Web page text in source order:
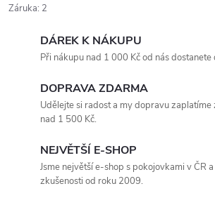
Záruka: 2
DÁREK K NÁKUPU
Při nákupu nad 1 000 Kč od nás dostanete
DOPRAVA ZDARMA
Udělejte si radost a my dopravu zaplatíme
nad 1 500 Kč.
NEJVĚTŠÍ E-SHOP
Jsme největší e-shop s pokojovkami v ČR
zkušenosti od roku 2009.